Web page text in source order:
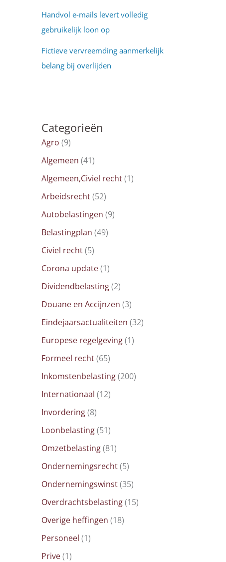
Handvol e-mails levert volledig
gebruikelijk loon op
Fictieve vervreemding aanmerkelijk
belang bij overlijden
Categorieën
Agro (9)
Algemeen (41)
Algemeen,Civiel recht(1)
Arbeidsrecht(52)
Autobelastingen (9)
Belastingplan (49)
Civiel recht(5)
Corona update(1)
Dividendbelasting(2)
Douane en Accijnzen (3)
Eindejaarsactualiteiten (32)
Europese regelgeving(1)
Formeel recht(65)
Inkomstenbelasting(200)
Internationaal (12)
Invordering(8)
Loonbelasting(51)
Omzetbelasting(81)
Ondernemingsrecht(5)
Ondernemingswinst(35)
Overdrachtsbelasting(15)
Overige heffingen (18)
Personeel (1)
Prive(1)